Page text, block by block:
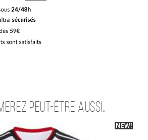
peut-être aussi…
-40%
NEW!